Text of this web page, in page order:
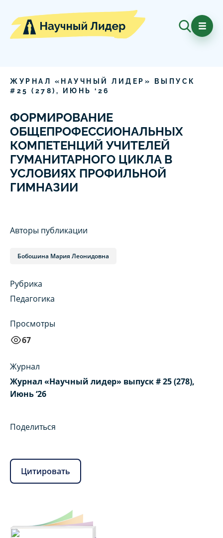
ЖУРНАЛ «НАУЧНЫЙ ЛИДЕР» ВЫПУСК
# 25 ( 278), ИЮНЬ ‘ 26
ФОРМИРОВАНИЕ
ОБЩЕПРОФЕССИОНАЛЬНЫХ
КОМПЕТЕНЦИЙ УЧИТЕЛЕЙ
ГУМАНИТАРНОГО ЦИКЛА В
УСЛОВИЯХ ПРОФИЛЬНОЙ
ГИМНАЗИИ
Авторы публикации
Бобошина Мария Леонидовна
Рубрика
Педагогика
Просмотры
67
Журнал
Журнал «Научный лидер» выпуск # 25 (278),
Июнь ‘26
Поделиться
Цитировать